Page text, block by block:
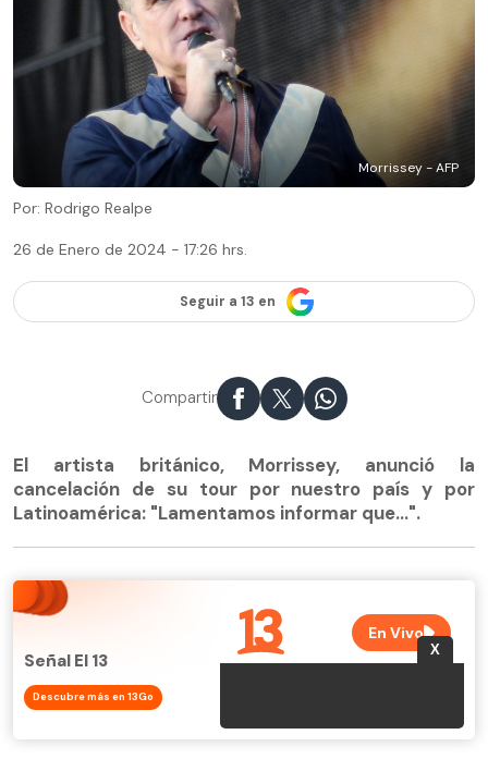
Morrissey - AFP
Por: Rodrigo Realpe
26 de Enero de 2024 - 17:26 hrs.
Seguir a 13 en
Compartir
El artista británico, Morrissey, anunció la
cancelación de su tour por nuestro país y por
Latinoamérica: "Lamentamos informar que...".
Señal El 13
Descubre más en 13Go